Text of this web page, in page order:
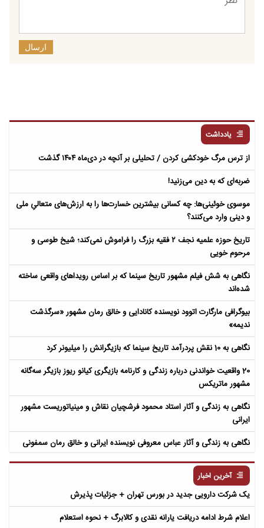
ارسال
یادداشت
از ترس مرگ خودکشی کردن / تحلیلی بر آنچه در دی‌ماه ۱۴۰۴ گذشت
ضربه‌ای که به دین می‌زنید!
موسوی خوئینی‌ها: چه کسانی بیشترین خسارت‌ها را به ارزش‌های متعالیِ ملی
و دینی وارد می‌کنند؟
تاریخ حوزه علمیه نجف ۲ فقیه بزرگ را فراموش نمی‌کند؛ شیخ طوسی و
مرحوم خویی
نگاهی به شش فیلم مشهور تاریخ سینما که بر اساس رویداهای واقعی ساخته
شده‌اند
بیوگرافی مارگارت اتوود نویسنده کانادایی و خالق رمان مشهور «سرگذشت
ندیمه»
نگاهی به 10 نقش پردرآمد تاریخ سینما که بازیگرانش را میلیونر کرد
20 واقعیت خواندنی درباره زندگی و کارنامه بازیگری کیانو ریوز بازیگر سه‌گانه
مشهور ماتریکس
نگاهی به زندگی و آثار استاد محمود فرشچیان نقاش و مینیاتوریست مشهور
ایرانی
نگاهی به زندگی و آثار عباس معروفی نویسنده ایرانی و خالق رمان سمفونی
آخرین اخبار
یک شرکت دارویی جدید در بورس تهران + جزئیات پذیرش
اعلام شرط ادامه دریافت یارانه نقدی و کالابرگ + نحوه استعلام